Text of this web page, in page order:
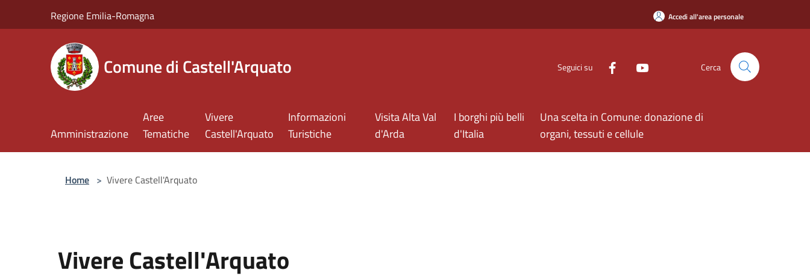
Regione Emilia-Romagna Accedi all'area personale
Comune di Castell'Arquato Seguici su Cerca
Amministrazione
Aree
Tematiche
Vivere
Castell'Arquato
Informazioni
Turistiche
Visita Alta Val
d'Arda
I borghi più belli
d'Italia
Una scelta in Comune: donazione di
organi, tessuti e cellule
Home > Vivere Castell'Arquato
Vivere Castell'Arquato